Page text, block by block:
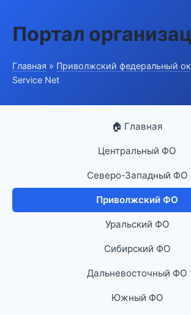
Портал
Главная » Приволжский федеральный
Service Net
🏠 Главная
Центральный ФО
Северо-Западный ФО
Приволжский ФО
Уральский ФО
Сибирский ФО
Дальневосточный ФО
Южный ФО